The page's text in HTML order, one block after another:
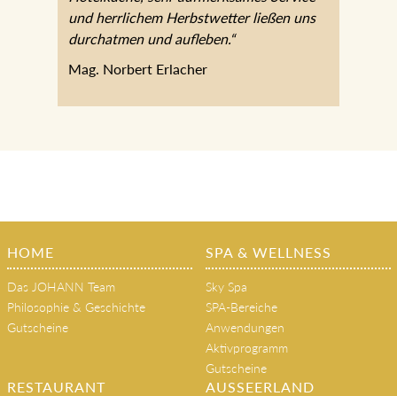
und herrlichem Herbstwetter ließen uns
durchatmen und aufleben.“
Mag. Norbert Erlacher
HOME
Das JOHANN Team
Philosophie & Geschichte
Gutscheine
SPA & WELLNESS
Sky Spa
SPA-Bereiche
Anwendungen
Aktivprogramm
Gutscheine
RESTAURANT AUSSEERLAND